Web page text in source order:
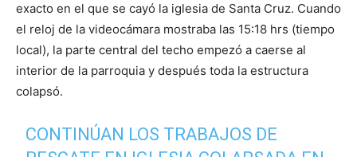
exacto en el que se cayó la iglesia de Santa Cruz. Cuando
el reloj de la videocámara mostraba las 15:18 hrs (tiempo
local), la parte central del techo empezó a caerse al
interior de la parroquia y después toda la estructura
colapsó.
CONTINÚAN LOS TRABAJOS DE